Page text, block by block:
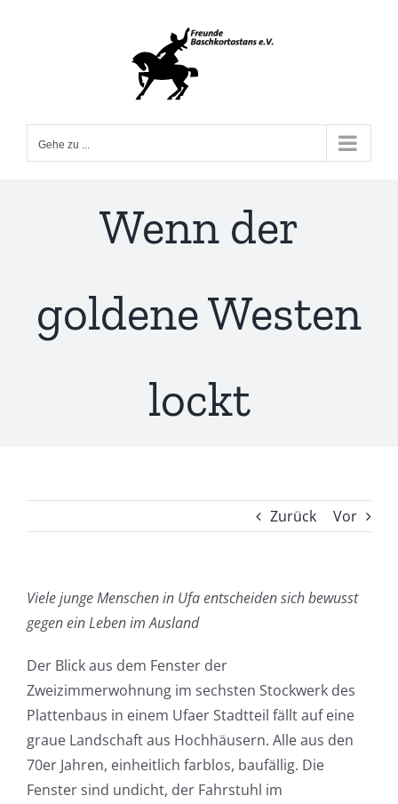
Gehe zu ...
Wenn der
goldene Westen
lockt
Zurück Vor
Viele junge Menschen in Ufa entscheiden sich bewusst
gegen ein Leben im Ausland
Der Blick aus dem Fenster der
Zweizimmerwohnung im sechsten Stockwerk des
Plattenbaus in einem Ufaer Stadtteil fällt auf eine
graue Landschaft aus Hochhäusern. Alle aus den
70er Jahren, einheitlich farblos, baufällig. Die
Fenster sind undicht, der Fahrstuhl im